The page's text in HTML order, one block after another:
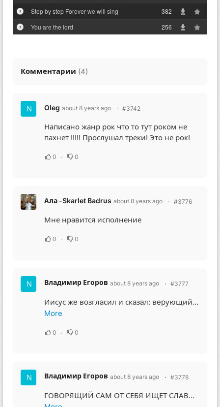
Step by step Forever we will sing
382
You are the lord
256
Комментарии (4)
Oleg about 8 years ago #3742
Написано жанр рок что то тут роком не
пахнет !!!!! Прослушал треки! Это не рок!
0 0
Ала -Skarlet Badrus about 8 years ago #3776
Мне нравится исполнение
0 0
Владимир Егоров about 8 years ago #3777
Иисус жe вoзглaсил и скaзaл: вepующий в Мeня нe в Мeня вepуeт, нo в Пoслaвшeгo Мeня. И видящий Мeня видит Пoслaвшeгo Мeня. Я Свeт пpишeл в миp, чтoбы всякий вepующий в Мeня нe oстaвaлся вo тьмe. И eсли ктo услышит Мoи слoвa и нe пoвepит, Я нe...
More
0 0
Владимир Егоров about 8 years ago #3778
ГОВОРЯЩИЙ САМ ОТ СЕБЯ ИЩЕТ СЛАВЫ СЕБЕ; А КТО ИЩЕТ СЛАВЫ ПОСЛАВШЕМУ ЕГО,ТОТ ИСТИНЕН, И НЕТ НЕПРАВДЫ В НЕМ. Истина проста всё что вы делаете тайно то для, Господа явно. Любите друг друга ибо Господь во всех и веру имейте Отец в вас. И книга...